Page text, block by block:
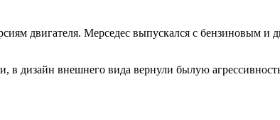
двигателя. Мерседес выпускался с бензиновым и
дизайн внешнего вида вернули былую